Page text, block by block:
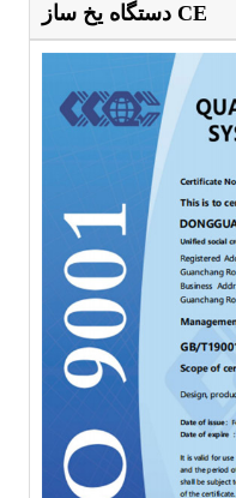
دستگاه یخ ساز CE